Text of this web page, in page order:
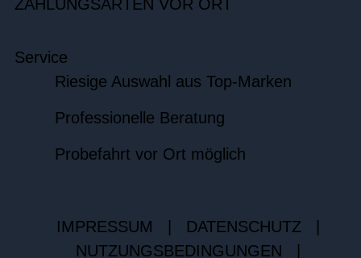
ZAHLUNGSARTEN VOR ORT
Service
Riesige Auswahl aus Top-Marken
Professionelle Beratung
Probefahrt vor Ort möglich
IMPRESSUM DATENSCHUTZ
NUTZUNGSBEDINGUNGEN